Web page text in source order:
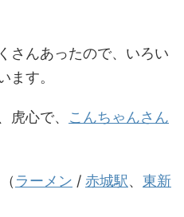
さんあったので、いろい
ます。
虎心で、 こんちゃんさん
（ ラーメン / 赤城駅、 東新